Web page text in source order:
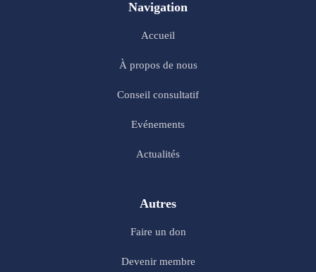
Navigation
Accueil
À propos de nous
Conseil consultatif
Evénements
Actualités
Autres
Faire un don
Devenir membre